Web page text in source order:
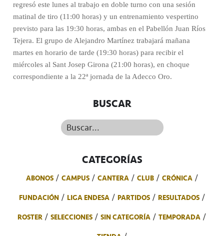
regresó este lunes al trabajo en doble turno con una sesión
matinal de tiro (11:00 horas) y un entrenamiento vespertino
previsto para las 19:30 horas, ambas en el Pabellón Juan Ríos
Tejera. El grupo de Alejandro Martínez trabajará mañana
martes en horario de tarde (19:30 horas) para recibir el
miércoles al Sant Josep Girona (21:00 horas), en choque
correspondiente a la 22ª jornada de la Adecco Oro.
BUSCAR
Buscar...
CATEGORÍAS
ABONOS CAMPUS CANTERA CLUB
CRÓNICA
FUNDACIÓN
LIGA ENDESA PARTIDOS
RESULTADOS
ROSTER
SELECCIONES SIN CATEGORÍA
TEMPORADA